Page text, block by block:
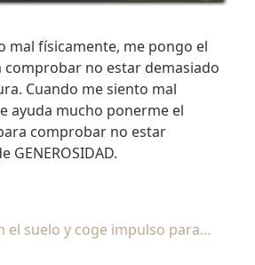
mal físicamente, me pongo el
no estar demasiado
Cuando me siento mal
ayuda mucho ponerme el
comprobar no estar
GENEROSIDAD.
el suelo y coge impulso para…